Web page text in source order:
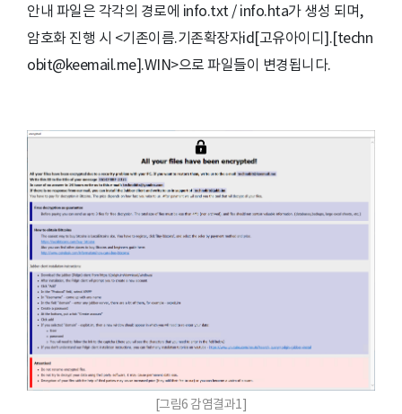
안내 파일은 각각의 경로에 info.txt / info.hta가 생성 되며,
암호화 진행 시 <기존이름.기존확장자id[고유아이디].[techn
obit@keemail.me].WIN>으로 파일들이 변경됩니다.
[그림6 감염결과1]